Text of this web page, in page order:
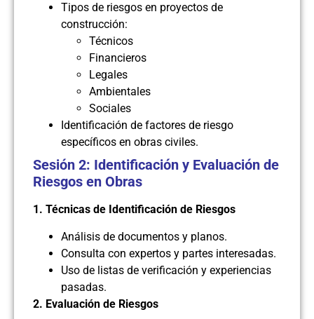
Tipos de riesgos en proyectos de
construcción:
Técnicos
Financieros
Legales
Ambientales
Sociales
Identificación de factores de riesgo
específicos en obras civiles.
Sesión 2: Identificación y Evaluación de
Riesgos en Obras
1. Técnicas de Identificación de Riesgos
Análisis de documentos y planos.
Consulta con expertos y partes interesadas.
Uso de listas de verificación y experiencias
pasadas.
2. Evaluación de Riesgos